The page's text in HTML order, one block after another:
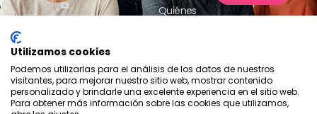
Quiénes
Utilizamos cookies
Podemos utilizarlas para el análisis de los datos de nuestros
visitantes, para mejorar nuestro sitio web, mostrar contenido
personalizado y brindarle una excelente experiencia en el sitio web.
Para obtener más información sobre las cookies que utilizamos,